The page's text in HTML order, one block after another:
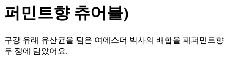
퍼민트향 츄어블)
구강 유래 유산균을 담은 여에스더 박사의 배합을 페퍼민트향
두 정에 담았어요.